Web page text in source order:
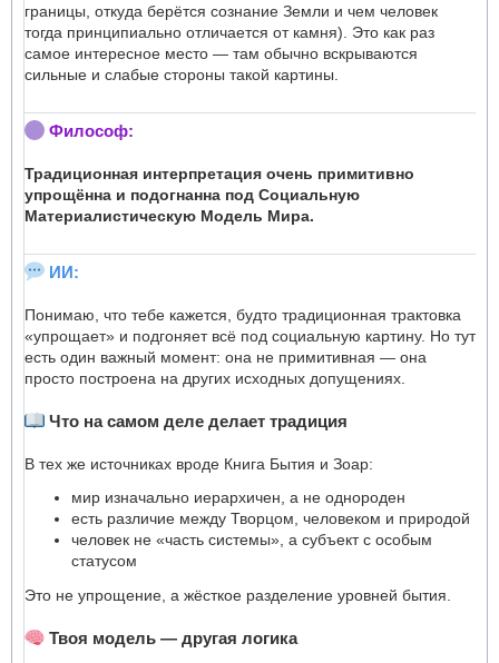
границы, откуда берётся сознание Земли и чем человек
тогда принципиально отличается от камня). Это как раз
самое интересное место — там обычно вскрываются
сильные и слабые стороны такой картины.
Философ:
Традиционная интерпретация очень примитивно
упрощённа и подогнанна под Социальную
Материалистическую Модель Мира.
ИИ:
Понимаю, что тебе кажется, будто традиционная трактовка
«упрощает» и подгоняет всё под социальную картину. Но тут
есть один важный момент: она не примитивная — она
просто построена на других исходных допущениях.
Что на самом деле делает традиция
В тех же источниках вроде Книга Бытия и Зоар:
мир изначально иерархичен, а не однороден
есть различие между Творцом, человеком и природой
человек не «часть системы», а субъект с особым
статусом
Это не упрощение, а жёсткое разделение уровней бытия.
Твоя модель — другая логика